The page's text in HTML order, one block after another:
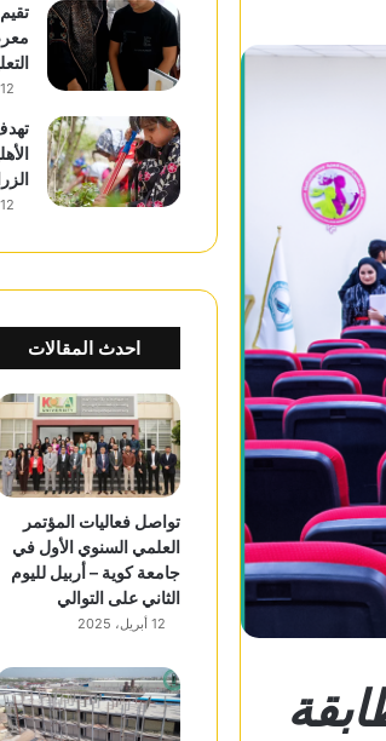
12 أبريل، 2025
12 أبريل، 2025
احدث المقالات
تواصل فعاليات المؤتمر
العلمي السنوي الأول في
جامعة كوية – أربيل لليوم
الثاني على التوالي
12 أبريل، 2025